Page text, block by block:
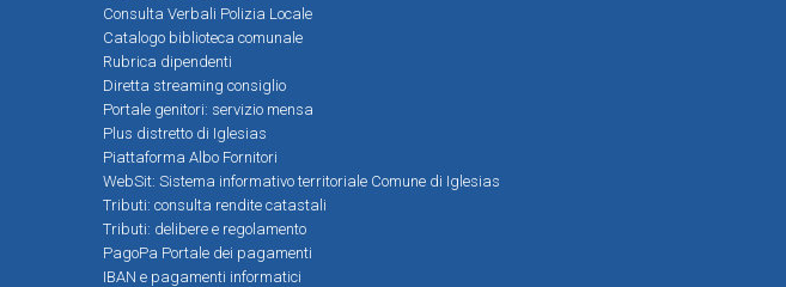
Consulta Verbali Polizia Locale
Catalogo biblioteca comunale
Rubrica dipendenti
Diretta streaming consiglio
Portale genitori: servizio mensa
Plus distretto di Iglesias
Piattaforma Albo Fornitori
WebSit: Sistema informativo territoriale Comune di Iglesias
Tributi: consulta rendite catastali
Tributi: delibere e regolamento
PagoPa Portale dei pagamenti
IBAN e pagamenti informatici